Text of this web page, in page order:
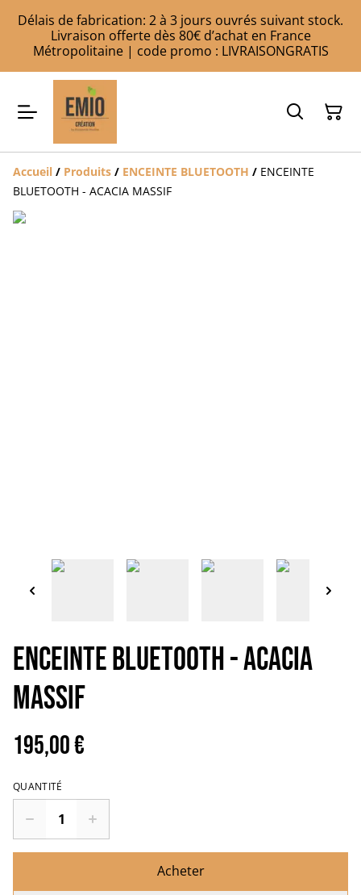
Délais de fabrication: 2 à 3 jours ouvrés suivant stock.
Livraison offerte dès 80€ d’achat en France
Métropolitaine | code promo : LIVRAISONGRATIS
Accueil / Produits / ENCEINTE BLUETOOTH / ENCEINTE
BLUETOOTH - ACACIA MASSIF
ENCEINTE BLUETOOTH - ACACIA
MASSIF
195,00 €
QUANTITÉ
Acheter